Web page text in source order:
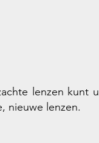
lenzen kunt u
nieuwe lenzen.